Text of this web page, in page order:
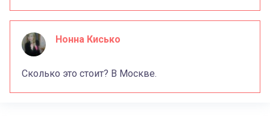
Нонна Кисько
Сколько это стоит? В Москве.